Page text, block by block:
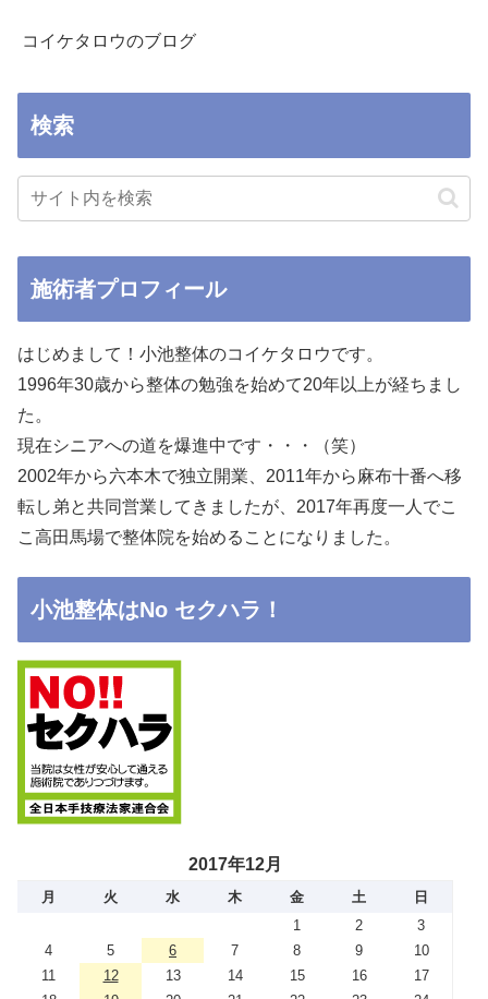
コイケタロウのブログ
検索
施術者プロフィール
はじめまして！小池整体のコイケタロウです。
1996年30歳から整体の勉強を始めて20年以上が経ちまし
た。
現在シニアへの道を爆進中です・・・（笑）
2002年から六本木で独立開業、2011年から麻布十番へ移
転し弟と共同営業してきましたが、2017年再度一人でこ
こ高田馬場で整体院を始めることになりました。
小池整体はNo セクハラ！
2017年12月
月 火 水 木 金 土
日
1
2
3
4
5 6 7 8 9
10
11
12 13 14 15 16
17